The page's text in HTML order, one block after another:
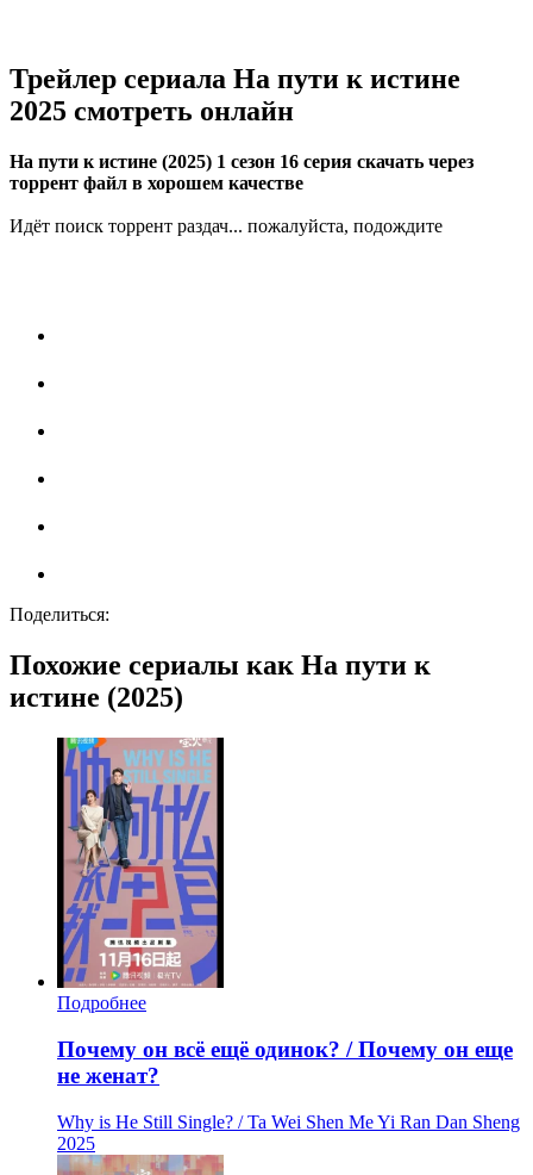
Трейлер сериала На пути к истине
2025 смотреть онлайн
На пути к истине (2025) 1 сезон 16 серия скачать через
торрент файл в хорошем качестве
Идёт поиск торрент раздач... пожалуйста, подождите
Поделиться:
Похожие сериалы как На пути к
истине (2025)
Подробнее
Почему он всё ещё одинок? / Почему он еще
не женат?
Why is He Still Single? / Ta Wei Shen Me Yi Ran Dan Sheng
2025